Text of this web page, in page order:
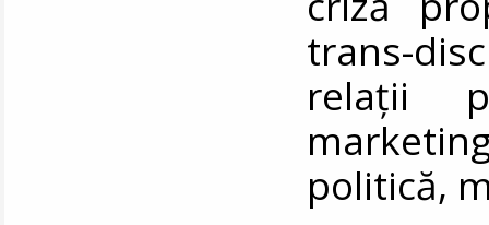
trans-
relații
politică,